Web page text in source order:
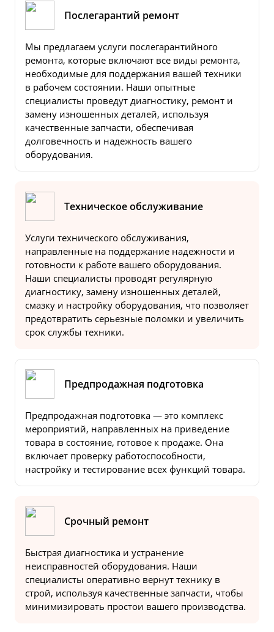
Послегарантий ремонт
Мы предлагаем услуги послегарантийного
ремонта, которые включают все виды ремонта,
необходимые для поддержания вашей техники
в рабочем состоянии. Наши опытные
специалисты проведут диагностику, ремонт и
замену изношенных деталей, используя
качественные запчасти, обеспечивая
долговечность и надежность вашего
оборудования.
Техническое обслуживание
Услуги технического обслуживания,
направленные на поддержание надежности и
готовности к работе вашего оборудования.
Наши специалисты проводят регулярную
диагностику, замену изношенных деталей,
смазку и настройку оборудования, что позволяет
предотвратить серьезные поломки и увеличить
срок службы техники.
Предпродажная подготовка
Предпродажная подготовка — это комплекс
мероприятий, направленных на приведение
товара в состояние, готовое к продаже. Она
включает проверку работоспособности,
настройку и тестирование всех функций товара.
Срочный ремонт
Быстрая диагностика и устранение
неисправностей оборудования. Наши
специалисты оперативно вернут технику в
строй, используя качественные запчасти, чтобы
минимизировать простои вашего производства.